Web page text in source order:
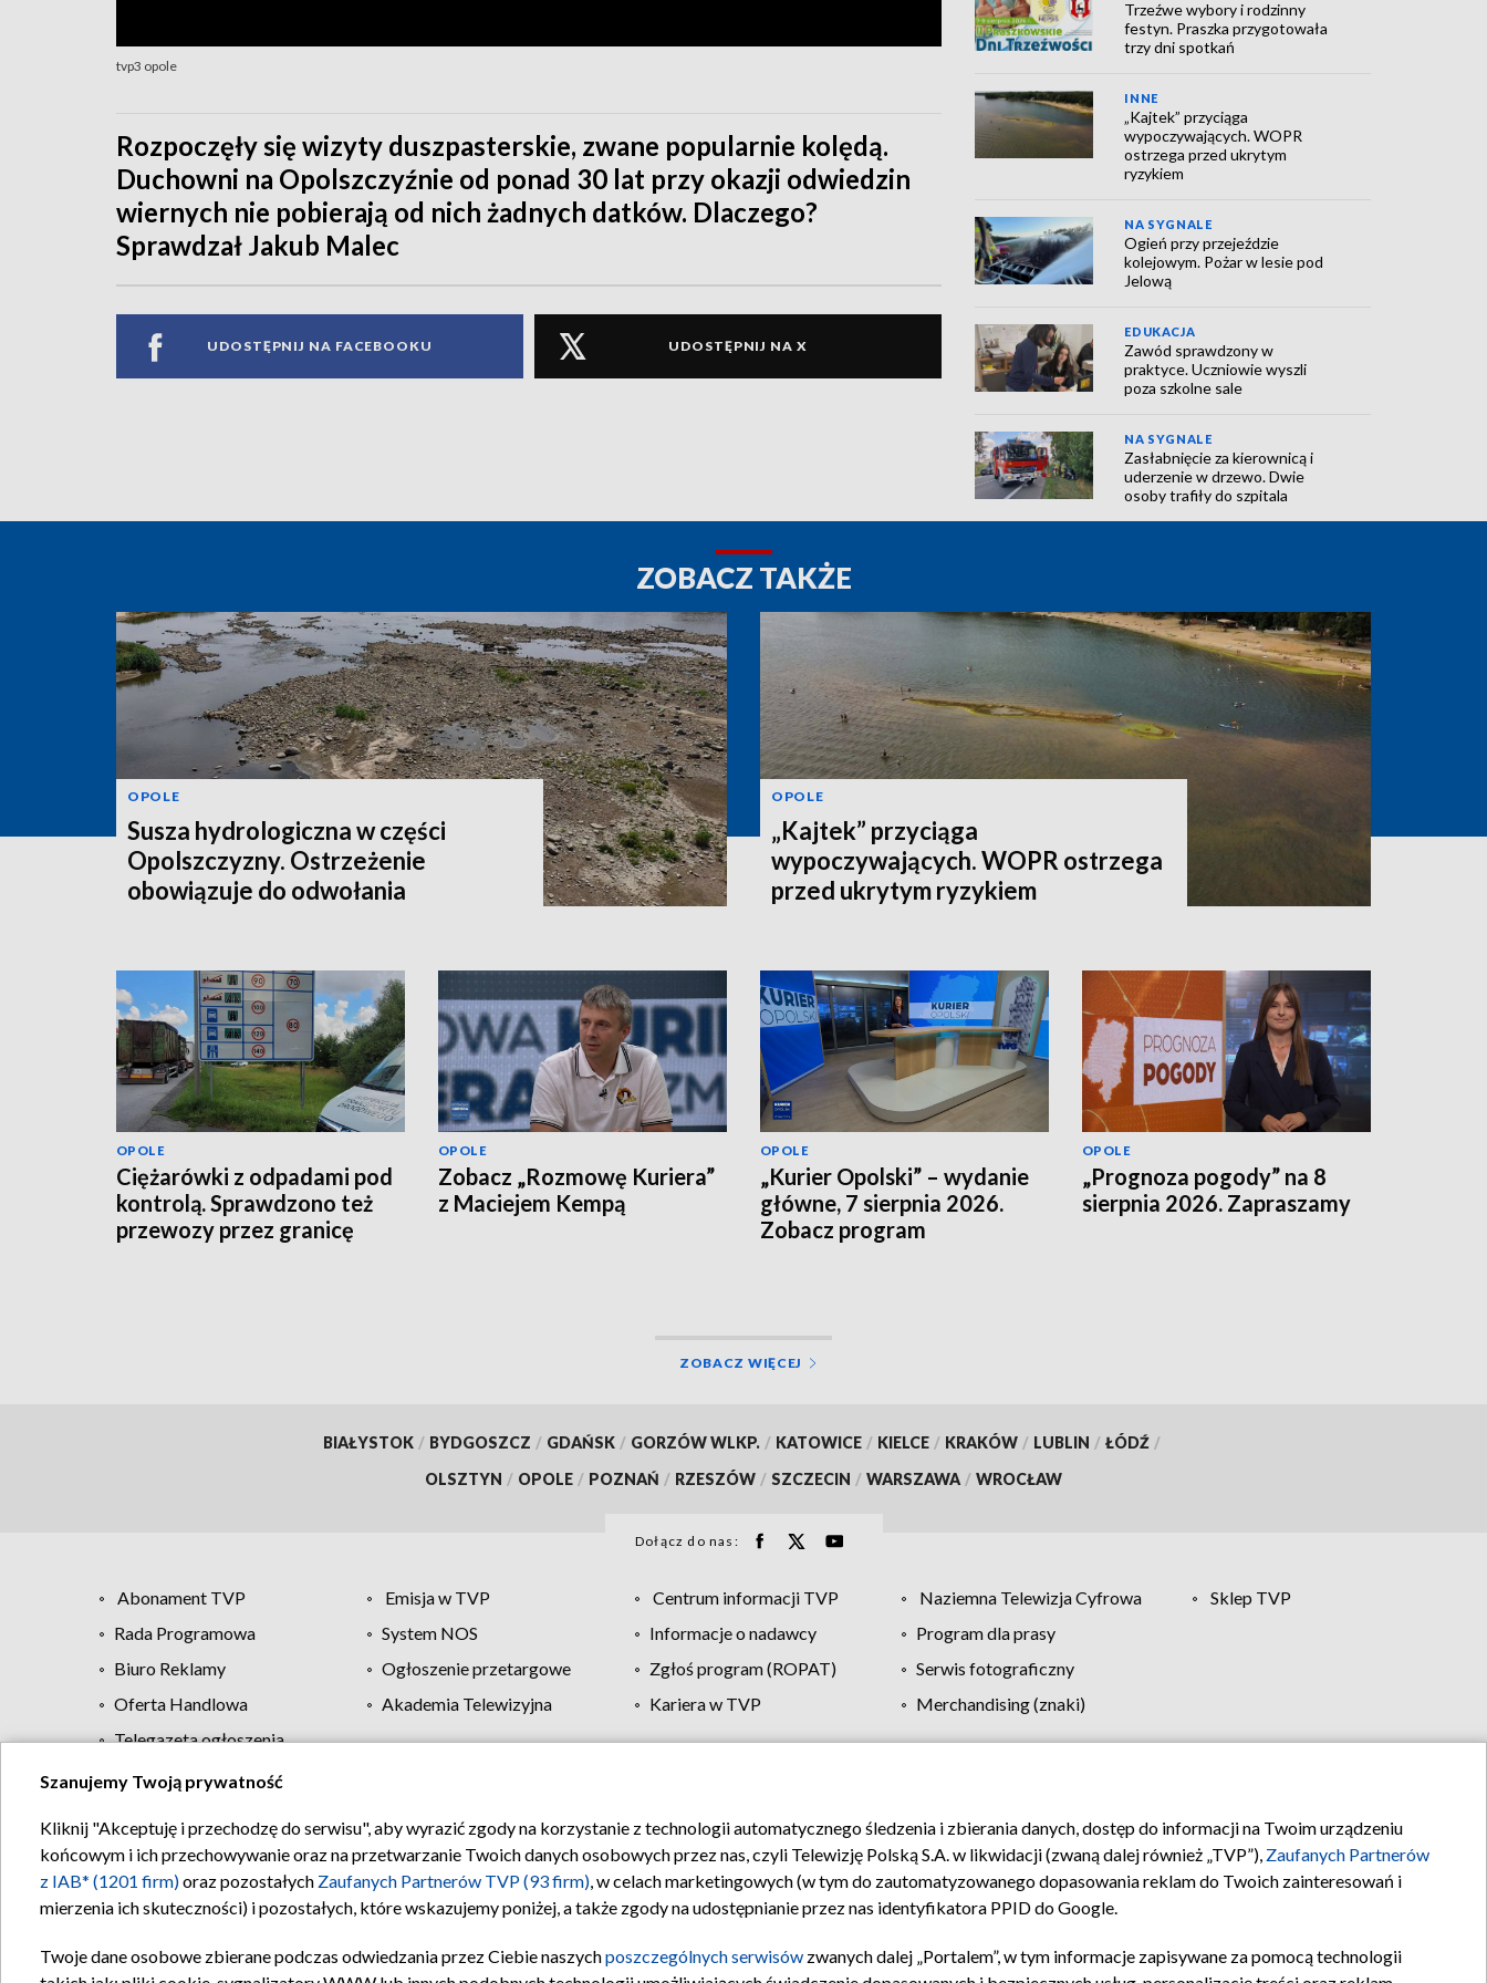
tvp3 opole
Rozpoczęły się wizyty duszpasterskie, zwane popularnie kolędą.
Duchowni na Opolszczyźnie od ponad 30 lat przy okazji odwiedzin
wiernych nie pobierają od nich żadnych datków. Dlaczego?
Sprawdzał Jakub Malec
UDOSTĘPNIJ NA FACEBOOKU UDOSTĘPNIJ NA X
Trzeźwe wybory i rodzinny
festyn. Praszka przygotowała
trzy dni spotkań
INNE
„Kajtek” przyciąga
wypoczywających. WOPR
ostrzega przed ukrytym
ryzykiem
NA SYGNALE
Ogień przy przejeździe
kolejowym. Pożar w lesie pod
Jelową
EDUKACJA
Zawód sprawdzony w
praktyce. Uczniowie wyszli
poza szkolne sale
NA SYGNALE
Zasłabnięcie za kierownicą i
uderzenie w drzewo. Dwie
osoby trafiły do szpitala
ZOBACZ TAKŻE
OPOLE
Susza hydrologiczna w części
Opolszczyzny. Ostrzeżenie
obowiązuje do odwołania
OPOLE
„Kajtek” przyciąga
wypoczywających. WOPR ostrzega
przed ukrytym ryzykiem
OPOLE
Ciężarówki z odpadami pod
kontrolą. Sprawdzono też
przewozy przez granicę
OPOLE
Zobacz „Rozmowę Kuriera”
z Maciejem Kempą
OPOLE
„Kurier Opolski” – wydanie
główne, 7 sierpnia 2026.
Zobacz program
OPOLE
„Prognoza pogody” na 8
sierpnia 2026. Zapraszamy
ZOBACZ WIĘCEJ
BIAŁYSTOK / BYDGOSZCZ / GDAŃSK / GORZÓW WLKP. / KATOWICE / KIELCE / KRAKÓW / LUBLIN / ŁÓDŹ /
OLSZTYN / OPOLE / POZNAŃ / RZESZÓW / SZCZECIN / WARSZAWA / WROCŁAW
Dołącz do nas:
Abonament TVP Emisja w TVP Centrum informacji TVP Naziemna Telewizja Cyfrowa
Sklep TVP
Rada Programowa
System NOS Informacje o nadawcy
Program dla prasy
Biuro Reklamy
Ogłoszenie przetargowe Zgłoś program (ROPAT)
Serwis fotograficzny
Oferta Handlowa
Akademia Telewizyjna Kariera w TVP
Merchandising (znaki)
Telegazeta ogłoszenia
Regulamin TVP Polityka prywatności Moje zgody Pomoc Biuro reklamy Kontakt
Szanujemy Twoją prywatność
Kliknij "Akceptuję i przechodzę do serwisu", aby wyrazić zgody na korzystanie z technologii automatycznego śledzenia i zbierania danych, dostęp do informacji na Twoim urządzeniu
końcowym i ich przechowywanie oraz na przetwarzanie Twoich danych osobowych przez nas, czyli Telewizję Polską S.A. w likwidacji (zwaną dalej również „TVP”), Zaufanych Partnerów
z IAB* (1201 firm)oraz pozostałych Zaufanych Partnerów TVP (93 firm), w celach marketingowych (w tym do zautomatyzowanego dopasowania reklam do Twoich zainteresowań i
mierzenia ich skuteczności) i pozostałych, które wskazujemy poniżej, a także zgody na udostępnianie przez nas identyfikatora PPID do Google.
Twoje dane osobowe zbierane podczas odwiedzania przez Ciebie naszychposzczególnych serwisów zwanych dalej „Portalem”, w tym informacje zapisywane za pomocą technologii